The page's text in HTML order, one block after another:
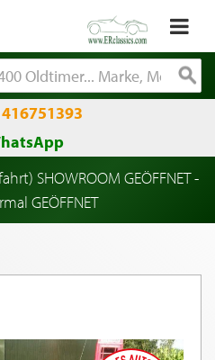
SHOWROOM GEÖFFNET -
GEÖFFNET